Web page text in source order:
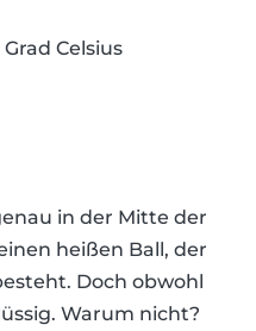
Celsius
in der Mitte der
heißen Ball, der
Doch obwohl
Warum nicht?